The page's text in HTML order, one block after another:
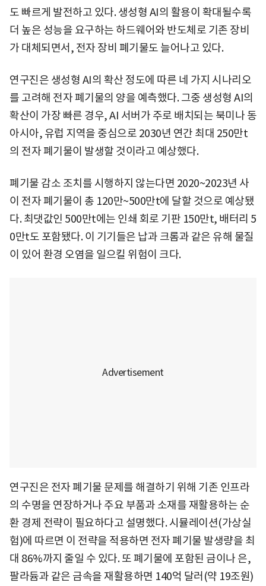
도 빠르게 발전하고 있다. 생성형 AI의 활용이 확대될수록
더 높은 성능을 요구하는 하드웨어와 반도체로 기존 장비
가 대체되면서, 전자 장비 폐기물도 늘어나고 있다.
연구진은 생성형 AI의 확산 정도에 따른 네 가지 시나리오
를 고려해 전자 폐기물의 양을 예측했다. 그중 생성형 AI의
확산이 가장 빠른 경우, AI 서버가 주로 배치되는 북미나 동
아시아, 유럽 지역을 중심으로 2030년 연간 최대 250만t
의 전자 폐기물이 발생할 것이라고 예상했다.
폐기물 감소 조치를 시행하지 않는다면 2020~2023년 사
이 전자 폐기물이 총 120만~500만t에 달할 것으로 예상됐
다. 최댓값인 500만t에는 인쇄 회로 기판 150만t, 배터리 5
0만t도 포함됐다. 이 기기들은 납과 크롬과 같은 유해 물질
이 있어 환경 오염을 일으킬 위험이 크다.
연구진은 전자 폐기물 문제를 해결하기 위해 기존 인프라
의 수명을 연장하거나 주요 부품과 소재를 재활용하는 순
환 경제 전략이 필요하다고 설명했다. 시뮬레이션(가상실
험)에 따르면 이 전략을 적용하면 전자 폐기물 발생량을 최
대 86%까지 줄일 수 있다. 또 폐기물에 포함된 금이나 은,
팔라듐과 같은 금속을 재활용하면 140억 달러(약 19조원)